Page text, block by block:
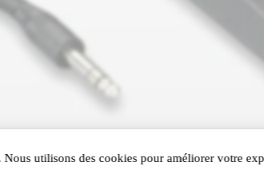
utilisons des cookies pour améliorer votre